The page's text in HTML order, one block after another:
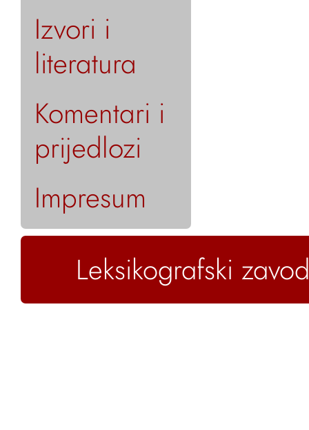
Izvori i
literatura
Komentari i
prijedlozi
Impresum
Leksikografski